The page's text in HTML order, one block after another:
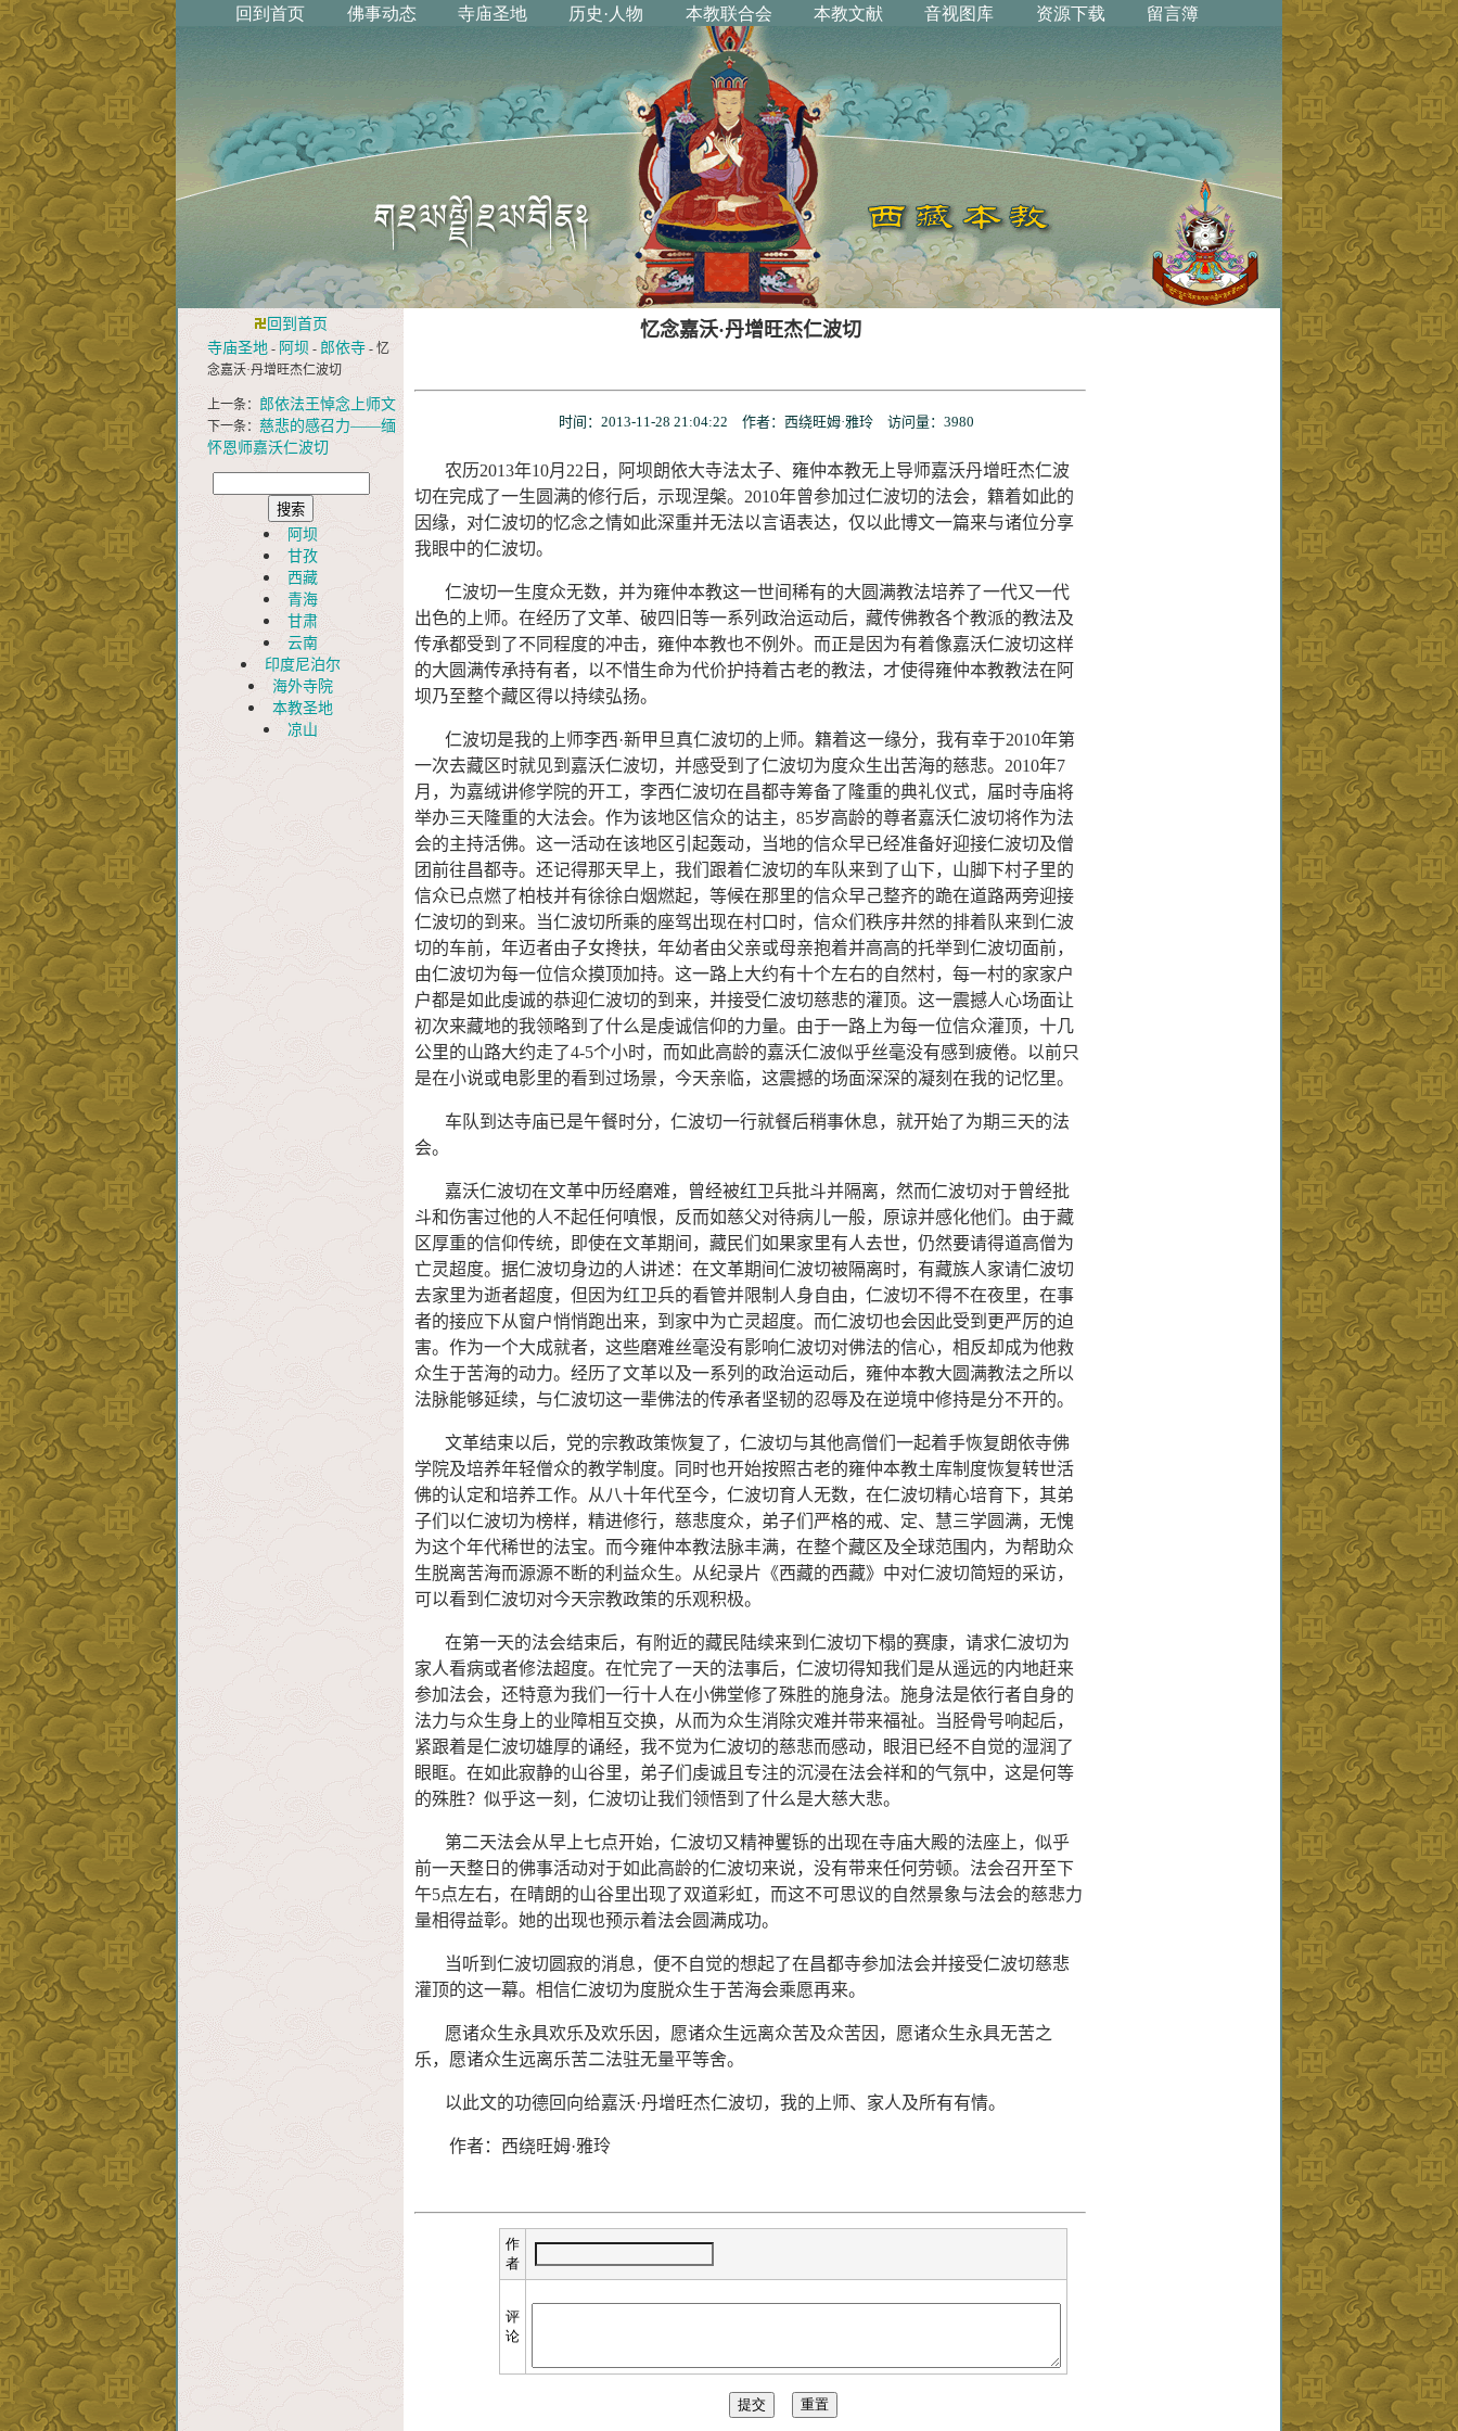
回到首页
寺庙圣地 - 阿坝 - 郎依寺 - 忆
念嘉沃·丹增旺杰仁波切
上一条： 郎依法王悼念上师文
下一条： 慈悲的感召力——缅
怀恩师嘉沃仁波切
阿坝
甘孜
西藏
青海
甘肃
云南
印度尼泊尔
海外寺院
本教圣地
凉山
忆念嘉沃·丹增旺杰仁波切
时间：2013-11-28 21:04:22 作者：西绕旺姆·雅玲 访问量： 3980
农历2013年10月22日，阿坝朗依大寺法太子、雍仲本教无上导师嘉沃丹增旺杰仁波
切在完成了一生圆满的修行后，示现涅槃。2010年曾参加过仁波切的法会，籍着如此的
因缘，对仁波切的忆念之情如此深重并无法以言语表达，仅以此博文一篇来与诸位分享
我眼中的仁波切。
仁波切一生度众无数，并为雍仲本教这一世间稀有的大圆满教法培养了一代又一代
出色的上师。在经历了文革、破四旧等一系列政治运动后，藏传佛教各个教派的教法及
传承都受到了不同程度的冲击，雍仲本教也不例外。而正是因为有着像嘉沃仁波切这样
的大圆满传承持有者，以不惜生命为代价护持着古老的教法，才使得雍仲本教教法在阿
坝乃至整个藏区得以持续弘扬。
仁波切是我的上师李西·新甲旦真仁波切的上师。籍着这一缘分，我有幸于2010年第
一次去藏区时就见到嘉沃仁波切，并感受到了仁波切为度众生出苦海的慈悲。2010年7
月，为嘉绒讲修学院的开工，李西仁波切在昌都寺筹备了隆重的典礼仪式，届时寺庙将
举办三天隆重的大法会。作为该地区信众的诂主，85岁高龄的尊者嘉沃仁波切将作为法
会的主持活佛。这一活动在该地区引起轰动，当地的信众早已经准备好迎接仁波切及僧
团前往昌都寺。还记得那天早上，我们跟着仁波切的车队来到了山下，山脚下村子里的
信众已点燃了柏枝并有徐徐白烟燃起，等候在那里的信众早己整齐的跪在道路两旁迎接
仁波切的到来。当仁波切所乘的座驾出现在村口时，信众们秩序井然的排着队来到仁波
切的车前，年迈者由子女搀扶，年幼者由父亲或母亲抱着并高高的托举到仁波切面前，
由仁波切为每一位信众摸顶加持。这一路上大约有十个左右的自然村，每一村的家家户
户都是如此虔诚的恭迎仁波切的到来，并接受仁波切慈悲的灌顶。这一震撼人心场面让
初次来藏地的我领略到了什么是虔诚信仰的力量。由于一路上为每一位信众灌顶，十几
公里的山路大约走了4-5个小时，而如此高龄的嘉沃仁波似乎丝毫没有感到疲倦。以前只
是在小说或电影里的看到过场景，今天亲临，这震撼的场面深深的凝刻在我的记忆里。
车队到达寺庙已是午餐时分，仁波切一行就餐后稍事休息，就开始了为期三天的法
会。
嘉沃仁波切在文革中历经磨难，曾经被红卫兵批斗并隔离，然而仁波切对于曾经批
斗和伤害过他的人不起任何嗔恨，反而如慈父对待病儿一般，原谅并感化他们。由于藏
区厚重的信仰传统，即使在文革期间，藏民们如果家里有人去世，仍然要请得道高僧为
亡灵超度。据仁波切身边的人讲述：在文革期间仁波切被隔离时，有藏族人家请仁波切
去家里为逝者超度，但因为红卫兵的看管并限制人身自由，仁波切不得不在夜里，在事
者的接应下从窗户悄悄跑出来，到家中为亡灵超度。而仁波切也会因此受到更严厉的迫
害。作为一个大成就者，这些磨难丝毫没有影响仁波切对佛法的信心，相反却成为他救
众生于苦海的动力。经历了文革以及一系列的政治运动后，雍仲本教大圆满教法之所以
法脉能够延续，与仁波切这一辈佛法的传承者坚韧的忍辱及在逆境中修持是分不开的。
文革结束以后，党的宗教政策恢复了，仁波切与其他高僧们一起着手恢复朗依寺佛
学院及培养年轻僧众的教学制度。同时也开始按照古老的雍仲本教土库制度恢复转世活
佛的认定和培养工作。从八十年代至今，仁波切育人无数，在仁波切精心培育下，其弟
子们以仁波切为榜样，精进修行，慈悲度众，弟子们严格的戒、定、慧三学圆满，无愧
为这个年代稀世的法宝。而今雍仲本教法脉丰满，在整个藏区及全球范围内，为帮助众
生脱离苦海而源源不断的利益众生。从纪录片《西藏的西藏》中对仁波切简短的采访，
可以看到仁波切对今天宗教政策的乐观积极。
在第一天的法会结束后，有附近的藏民陆续来到仁波切下榻的赛康，请求仁波切为
家人看病或者修法超度。在忙完了一天的法事后，仁波切得知我们是从遥远的内地赶来
参加法会，还特意为我们一行十人在小佛堂修了殊胜的施身法。施身法是依行者自身的
法力与众生身上的业障相互交换，从而为众生消除灾难并带来福祉。当胫骨号响起后，
紧跟着是仁波切雄厚的诵经，我不觉为仁波切的慈悲而感动，眼泪已经不自觉的湿润了
眼眶。在如此寂静的山谷里，弟子们虔诚且专注的沉浸在法会祥和的气氛中，这是何等
的殊胜？似乎这一刻，仁波切让我们领悟到了什么是大慈大悲。
第二天法会从早上七点开始，仁波切又精神矍铄的出现在寺庙大殿的法座上，似乎
前一天整日的佛事活动对于如此高龄的仁波切来说，没有带来任何劳顿。法会召开至下
午5点左右，在晴朗的山谷里出现了双道彩虹，而这不可思议的自然景象与法会的慈悲力
量相得益彰。她的出现也预示着法会圆满成功。
当听到仁波切圆寂的消息，便不自觉的想起了在昌都寺参加法会并接受仁波切慈悲
灌顶的这一幕。相信仁波切为度脱众生于苦海会乘愿再来。
愿诸众生永具欢乐及欢乐因，愿诸众生远离众苦及众苦因，愿诸众生永具无苦之
乐，愿诸众生远离乐苦二法驻无量平等舍。
以此文的功德回向给嘉沃·丹增旺杰仁波切，我的上师、家人及所有有情。
作者：西绕旺姆·雅玲